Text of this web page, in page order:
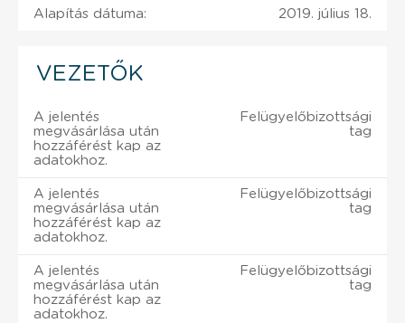
Alapítás dátuma: 2019. július 18.
VEZETŐK
A jelentés
megvásárlása után
hozzáférést kap az
adatokhoz.
Felügyelőbizottsági
tag
A jelentés
megvásárlása után
hozzáférést kap az
adatokhoz.
Felügyelőbizottsági
tag
A jelentés
megvásárlása után
hozzáférést kap az
adatokhoz.
Felügyelőbizottsági
tag